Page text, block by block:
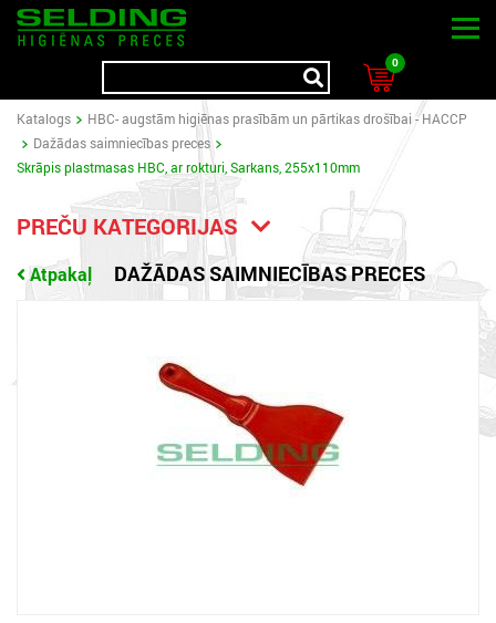
0
Katalogs
HBC- augstām higiēnas prasībām un pārtikas drošībai - HACCP
Dažādas saimniecības preces
Skrāpis plastmasas HBC, ar rokturi, Sarkans, 255x110mm
PREČU KATEGORIJAS
Atpakaļ DAŽĀDAS SAIMNIECĪBAS PRECES